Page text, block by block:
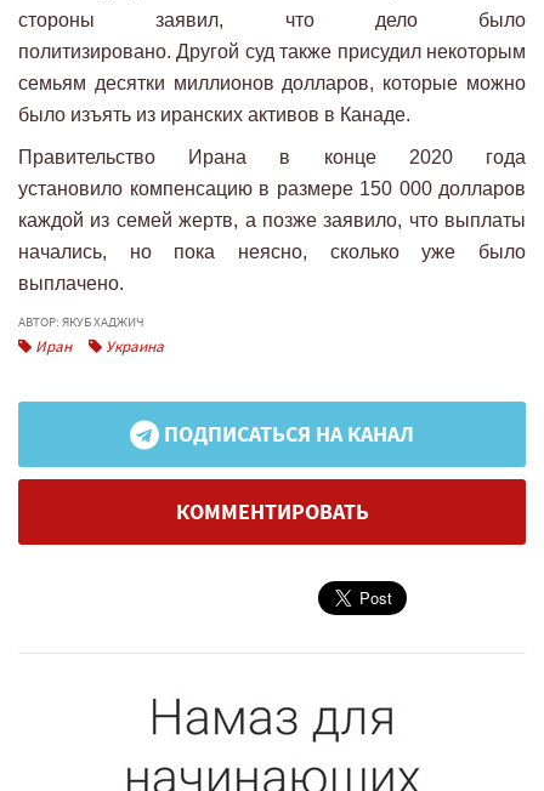
стороны заявил, что дело было
политизировано. Другой суд также присудил некоторым
семьям десятки миллионов долларов, которые можно
было изъять из иранских активов в Канаде.
Правительство Ирана в конце 2020 года
установило компенсацию в размере 150 000 долларов
каждой из семей жертв, а позже заявило, что выплаты
начались, но пока неясно, сколько уже было
выплачено.
АВТОР: ЯКУБ ХАДЖИЧ
Иран Украина
ПОДПИСАТЬСЯ НА КАНАЛ
КОММЕНТИРОВАТЬ